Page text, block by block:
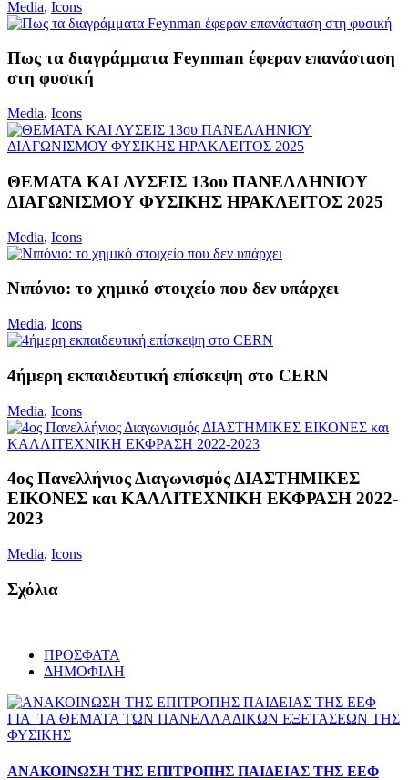
Media, Icons
Πως τα διαγράμματα Feynman έφεραν επανάσταση
στη φυσική
Media, Icons
ΘΕΜΑΤΑ ΚΑΙ ΛΥΣΕΙΣ 13ου ΠΑΝΕΛΛΗΝΙΟΥ
ΔΙΑΓΩΝΙΣΜΟΥ ΦΥΣΙΚΗΣ ΗΡΑΚΛΕΙΤΟΣ 2025
Media, Icons
Νιπόνιο: το χημικό στοιχείο που δεν υπάρχει
Media, Icons
4ήμερη εκπαιδευτική επίσκεψη στο CERN
Media, Icons
4ος Πανελλήνιος Διαγωνισμός ΔΙΑΣΤΗΜΙΚΕΣ
ΕΙΚΟΝΕΣ και ΚΑΛΛΙΤΕΧΝΙΚΗ ΕΚΦΡΑΣΗ 2022-
2023
Media, Icons
Σχόλια
ΠΡΟΣΦΑΤΑ
ΔΗΜΟΦΙΛΗ
ΑΝΑΚΟΙΝΩΣΗ ΤΗΣ ΕΠΙΤΡΟΠΗΣ ΠΑΙΔΕΙΑΣ ΤΗΣ ΕΕΦ